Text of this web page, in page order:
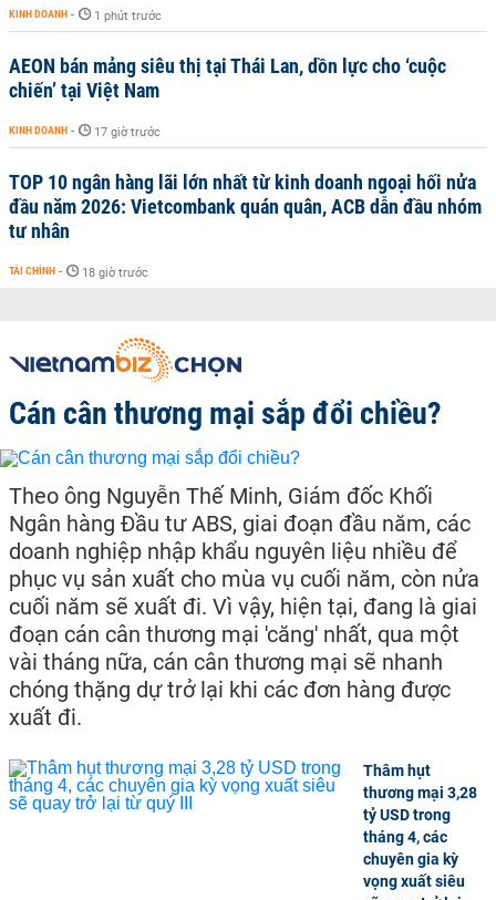
KINH DOANH - 1 phút trước
AEON bán mảng siêu thị tại Thái Lan, dồn lực cho ‘cuộc
chiến’ tại Việt Nam
KINH DOANH - 17 giờ trước
TOP 10 ngân hàng lãi lớn nhất từ kinh doanh ngoại hối nửa
đầu năm 2026: Vietcombank quán quân, ACB dẫn đầu nhóm
tư nhân
TÀI CHÍNH - 18 giờ trước
Cán cân thương mại sắp đổi chiều?
Theo ông Nguyễn Thế Minh, Giám đốc Khối
Ngân hàng Đầu tư ABS, giai đoạn đầu năm, các
doanh nghiệp nhập khẩu nguyên liệu nhiều để
phục vụ sản xuất cho mùa vụ cuối năm, còn nửa
cuối năm sẽ xuất đi. Vì vậy, hiện tại, đang là giai
đoạn cán cân thương mại 'căng' nhất, qua một
vài tháng nữa, cán cân thương mại sẽ nhanh
chóng thặng dự trở lại khi các đơn hàng được
xuất đi.
Thâm hụt
thương mại 3,28
tỷ USD trong
tháng 4, các
chuyên gia kỳ
vọng xuất siêu